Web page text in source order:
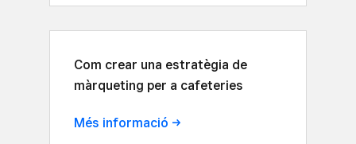
Com crear una estratègia de
màrqueting per a cafeteries
Més informació